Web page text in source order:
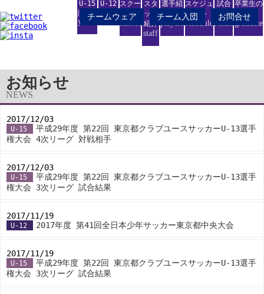
チームウェア チーム入団 お問合せ
U-15
junior
youth
U-12
junior
スクー
ル
school
スタ
ッフ
紹介
staff
選手紹
players
スケジュ
ール
schedule
試合
結果
result
卒業生の
進路
graduate
お知らせ
NEWS
2017/12/03
U-15
平成29年度 第22回 東京都クラブユースサッカーU-13選手
権大会 4次リーグ 対戦相手
2017/12/03
U-15
平成29年度 第22回 東京都クラブユースサッカーU-13選手
権大会 3次リーグ 試合結果
2017/11/19
U-12
2017年度 第41回全日本少年サッカー東京都中央大会
2017/11/19
U-15
平成29年度 第22回 東京都クラブユースサッカーU-13選手
権大会 3次リーグ 試合結果